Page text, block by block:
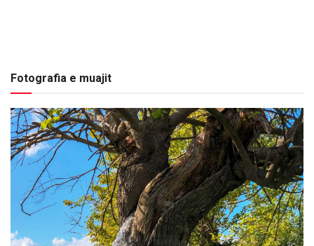
Fotografia e muajit